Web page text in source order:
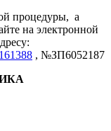
процедуры, а
на электронной
, №ЗП6052187